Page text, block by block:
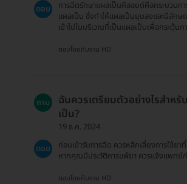
ตอบ
การฉีดรักษาแผลเป็นคีลอยด์คือกระบวนก
แผลเป็น ซึ่งทำให้แผลเป็นยุบลงและมีลักษ
เข้าไปในบริเวณที่เป็นแผลเป็นเพื่อกระตุ้น
ตอบโดยทีมงาน HD
ถาม
ฉันควรเตรียมตัวอย่างไรสำห
เป็น?
19 ธ.ค. 2024
ตอบ
ก่อนเข้ารับการฉีด ควรหลีกเลี่ยงการใช้ยา
หากคุณมีประวัติการแพ้ยา ควรแจ้งแพทย์
ตอบโดยทีมงาน HD